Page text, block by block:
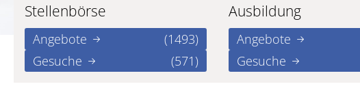
Stellenbörse
Angebote
(1493)
Gesuche
(571)
Ausbildung
Angebote
Gesuche